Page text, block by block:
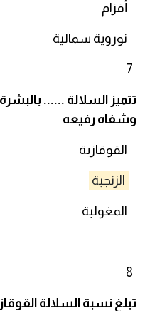
أقزام
نوروية سمالية
7
تتميز السلالة ......
وشفاه رفيعه
القوقازية
الزنجية
المغولية
8
تبلغ نسبة السلالة